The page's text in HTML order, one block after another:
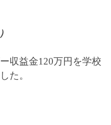
収益金120万円を学校
た。